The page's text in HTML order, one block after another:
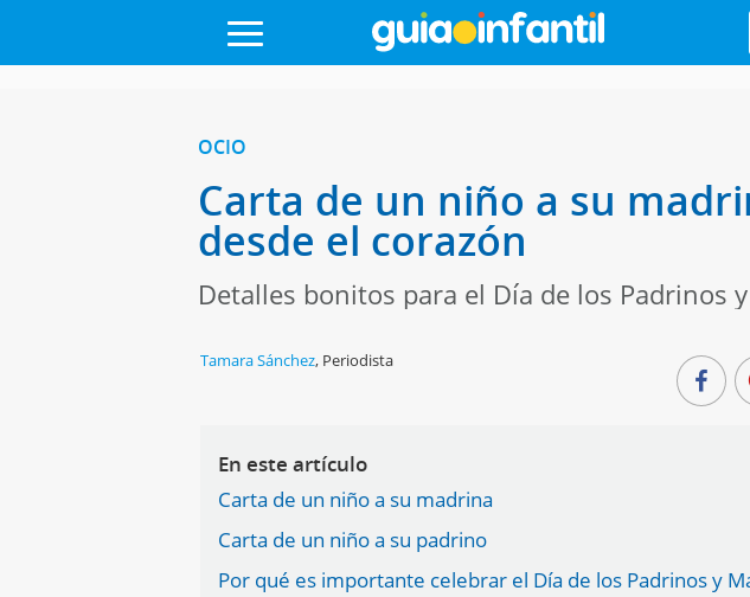
OCIO
Carta de un niño a su
desde el corazón
Detalles bonitos para el Día de los Padrinos
Tamara Sánchez, Periodista
En este artículo
Carta de un niño a su madrina
Carta de un niño a su padrino
Por qué es importante celebrar el Día de los Padrinos y